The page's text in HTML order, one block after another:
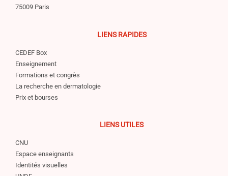
75009 Paris
LIENS RAPIDES
CEDEF Box
Enseignement
Formations et congrès
La recherche en dermatologie
Prix et bourses
LIENS UTILES
CNU
Espace enseignants
Identités visuelles